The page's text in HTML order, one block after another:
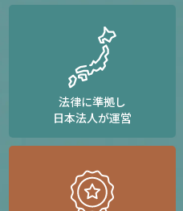
法律に準拠し
日本法人が運営